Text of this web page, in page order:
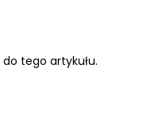
tego artykułu.